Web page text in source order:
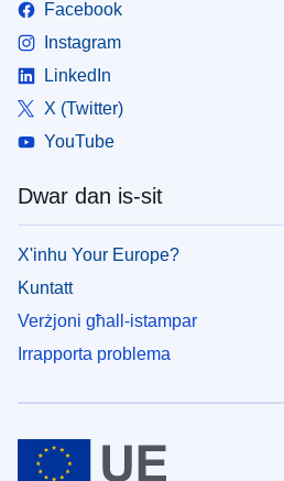
Facebook
Instagram
LinkedIn
X (Twitter)
YouTube
Dwar dan is-sit
X'inhu Your Europe?
Kuntatt
Verżjoni għall-istampar
Irrapporta problema